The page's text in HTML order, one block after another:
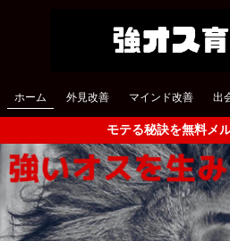
ホーム 外見改善 マインド改善 出
モテる秘訣を無料メ